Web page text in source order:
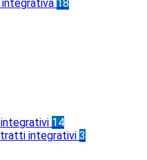
18
14
integrativi 3